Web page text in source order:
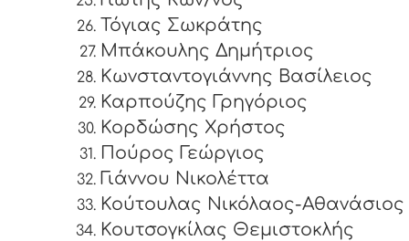
Τόγιας Σωκράτης
Μπάκουλης Δημήτριος
Κωνσταντογιάννης Βασίλειος
Καρπούζης Γρηγόριος
Κορδώσης Χρήστος
Πούρος Γεώργιος
Γιάννου Νικολέττα
Κούτουλας Νικόλαος-Αθανάσιος
Κουτσογκίλας Θεμιστοκλής